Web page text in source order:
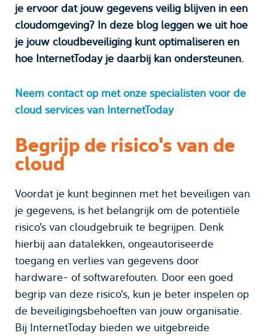
je ervoor dat jouw gegevens veilig blijven in een
cloudomgeving? In deze blog leggen we uit hoe
je jouw cloudbeveiliging kunt optimaliseren en
hoe InternetToday je daarbij kan ondersteunen.
Neem contact op met onze specialisten voor de
cloud services van InternetToday
Begrijp de risico's van de
cloud
Voordat je kunt beginnen met het beveiligen van
je gegevens, is het belangrijk om de potentiële
risico's van cloudgebruik te begrijpen. Denk
hierbij aan datalekken, ongeautoriseerde
toegang en verlies van gegevens door
hardware- of softwarefouten. Door een goed
begrip van deze risico's, kun je beter inspelen op
de beveiligingsbehoeften van jouw organisatie.
Bij InternetToday bieden we uitgebreide